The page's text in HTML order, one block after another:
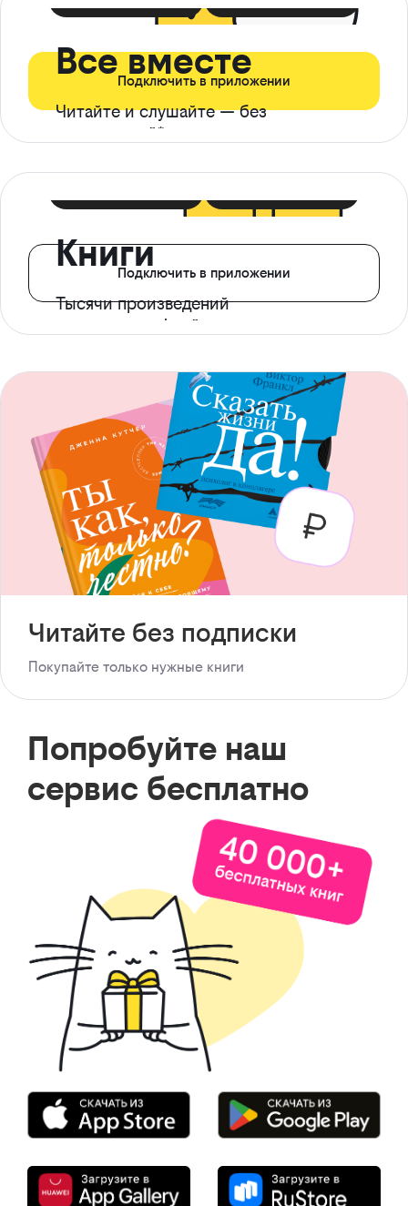
Все вместе
Читайте и слушайте — без
ограничений*
Подключить в приложении
Книги
Тысячи произведений
с доступом офлайн
Подключить в приложении
Читайте без подписки
Покупайте только нужные книги
Попробуйте наш
сервис бесплатно